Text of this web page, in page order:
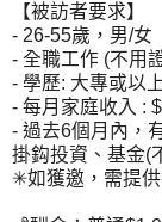
【被訪者要求】
- 26-55歲，男/女
- 全職工作 (不用
- 學歷: 大專或以
- 每月家庭收入 :
- 過去6個月內，
掛鈎投資、基金(
✳如獲邀，需提